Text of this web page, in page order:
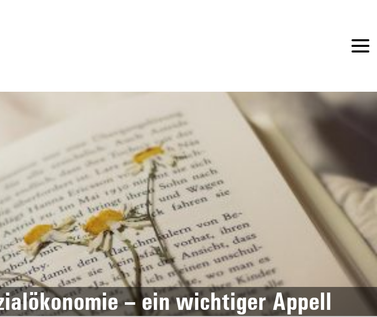
– ein wichtiger Appell